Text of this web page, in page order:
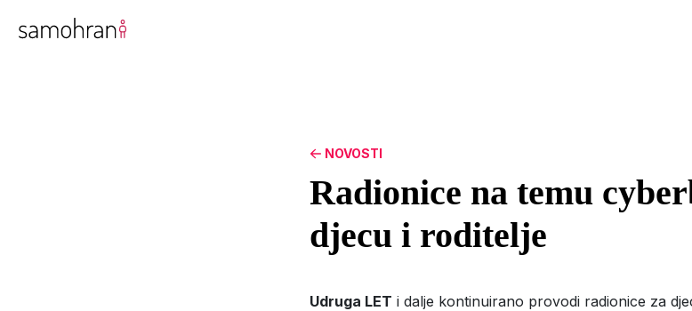
NOVOSTI
Radionice na temu
djecu i roditelje
Udruga LET i dalje kontinuirano provodi radionice za